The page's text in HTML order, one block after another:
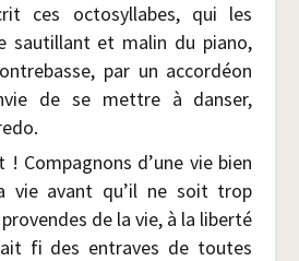
ces octo­syl­labes, qui les
sau­tillant et malin du pia­no,
par un accor­déon
de se mettre à dan­ser,
! Com­pa­gnons d’une vie bien
vie avant qu’il ne soit trop
de la vie, à la liber­té
fi des entraves de toutes